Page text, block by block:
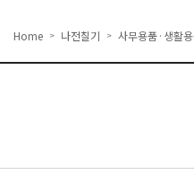
Home > 나전칠기 > 사무용품·생활